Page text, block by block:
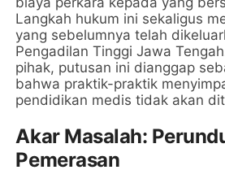
Langkah hukum ini sekaligus
yang sebelumnya telah
Pengadilan Tinggi Jawa
pihak, putusan ini dianggap
bahwa praktik-praktik
pendidikan medis tidak akan
Akar Masalah:
Pemerasan